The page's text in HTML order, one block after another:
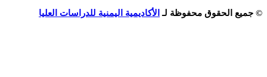
محفوظة لـالأكاديمية اليمنية للدراسات العليا